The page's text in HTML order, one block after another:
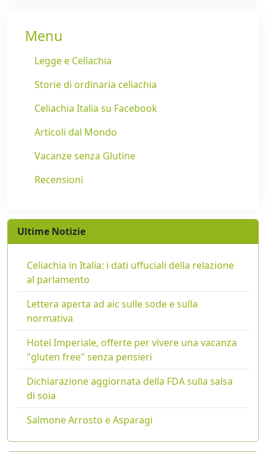
Menu
Legge e Celiachia
Storie di ordinaria celiachia
Celiachia Italia su Facebook
Articoli dal Mondo
Vacanze senza Glutine
Recensioni
Ultime Notizie
Celiachia in Italia: i dati uffuciali della relazione
al parlamento
Lettera aperta ad aic sulle sode e sulla
normativa
Hotel Imperiale, offerte per vivere una vacanza
"gluten free" senza pensieri
Dichiarazione aggiornata della FDA sulla salsa
di soia
Salmone Arrosto e Asparagi